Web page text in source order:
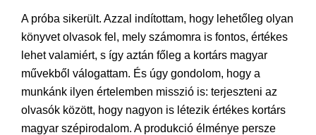
A próba sikerült. Azzal indítottam, hogy lehetőleg olyan
könyvet olvasok fel, mely számomra is fontos, értékes
lehet valamiért, s így aztán főleg a kortárs magyar
művekből válogattam. És úgy gondolom, hogy a
munkánk ilyen értelemben misszió is: terjeszteni az
olvasók között, hogy nagyon is létezik értékes kortárs
magyar szépirodalom. A produkció élménye persze